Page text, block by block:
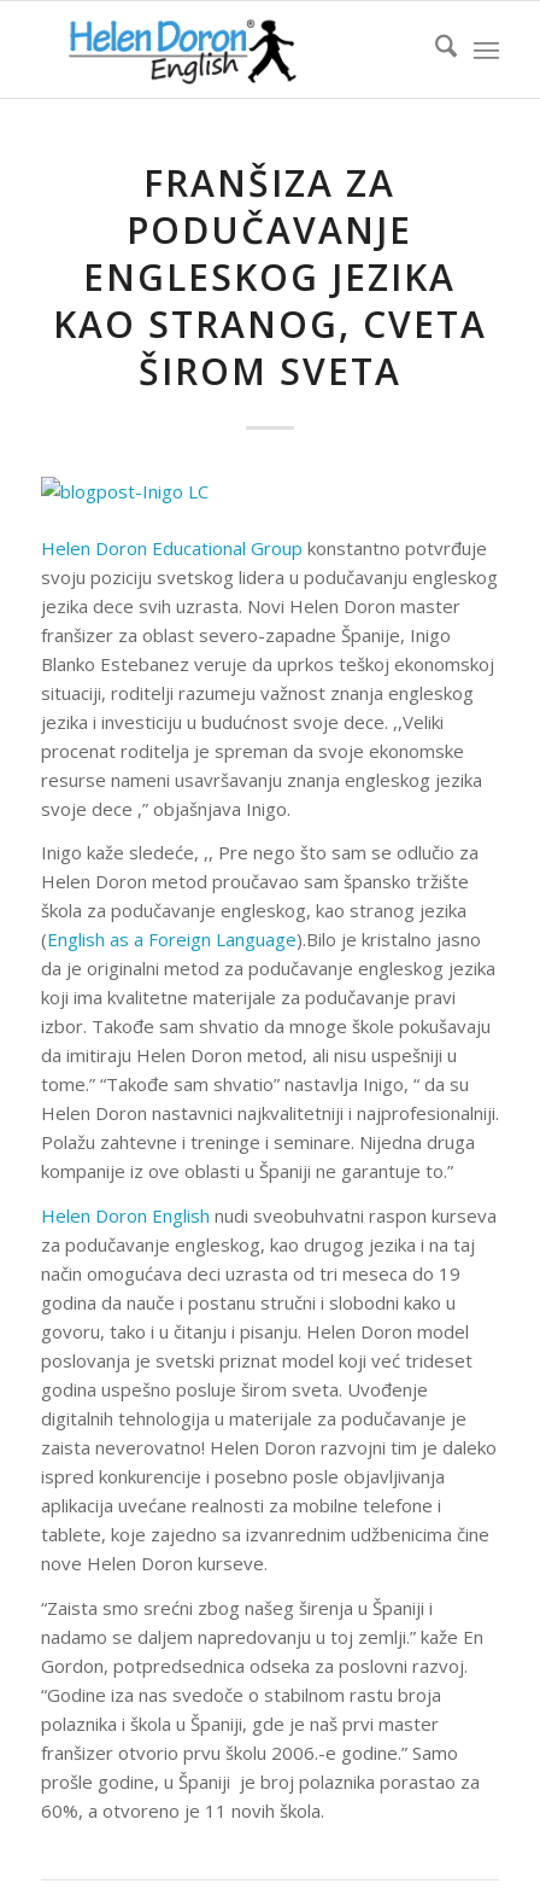
FRANŠIZA ZA
PODUČAVANJE
ENGLESKOG JEZIKA
KAO STRANOG, CVETA
ŠIROM SVETA
Helen Doron Educational Group konstantno potvrđuje
svoju poziciju svetskog lidera u podučavanju engleskog
jezika dece svih uzrasta. Novi Helen Doron master
franšizer za oblast severo-zapadne Španije, Inigo
Blanko Estebanez veruje da uprkos teškoj ekonomskoj
situaciji, roditelji razumeju važnost znanja engleskog
jezika i investiciju u budućnost svoje dece. ,,Veliki
procenat roditelja je spreman da svoje ekonomske
resurse nameni usavršavanju znanja engleskog jezika
svoje dece ,” objašnjava Inigo.
Inigo kaže sledeće, ,, Pre nego što sam se odlučio za
Helen Doron metod proučavao sam špansko tržište
škola za podučavanje engleskog, kao stranog jezika
(English as a Foreign Language).Bilo je kristalno jasno
da je originalni metod za podučavanje engleskog jezika
koji ima kvalitetne materijale za podučavanje pravi
izbor. Takođe sam shvatio da mnoge škole pokušavaju
da imitiraju Helen Doron metod, ali nisu uspešniji u
tome.” “Takođe sam shvatio” nastavlja Inigo, “ da su
Helen Doron nastavnici najkvalitetniji i najprofesionalniji.
Polažu zahtevne i treninge i seminare. Nijedna druga
kompanije iz ove oblasti u Španiji ne garantuje to.”
Helen Doron English nudi sveobuhvatni raspon kurseva
za podučavanje engleskog, kao drugog jezika i na taj
način omogućava deci uzrasta od tri meseca do 19
godina da nauče i postanu stručni i slobodni kako u
govoru, tako i u čitanju i pisanju. Helen Doron model
poslovanja je svetski priznat model koji već trideset
godina uspešno posluje širom sveta. Uvođenje
digitalnih tehnologija u materijale za podučavanje je
zaista neverovatno! Helen Doron razvojni tim je daleko
ispred konkurencije i posebno posle objavljivanja
aplikacija uvećane realnosti za mobilne telefone i
tablete, koje zajedno sa izvanrednim udžbenicima čine
nove Helen Doron kurseve.
“Zaista smo srećni zbog našeg širenja u Španiji i
nadamo se daljem napredovanju u toj zemlji.” kaže En
Gordon, potpredsednica odseka za poslovni razvoj.
“Godine iza nas svedoče o stabilnom rastu broja
polaznika i škola u Španiji, gde je naš prvi master
franšizer otvorio prvu školu 2006.-e godine.” Samo
prošle godine, u Španiji je broj polaznika porastao za
60%, a otvoreno je 11 novih škola.